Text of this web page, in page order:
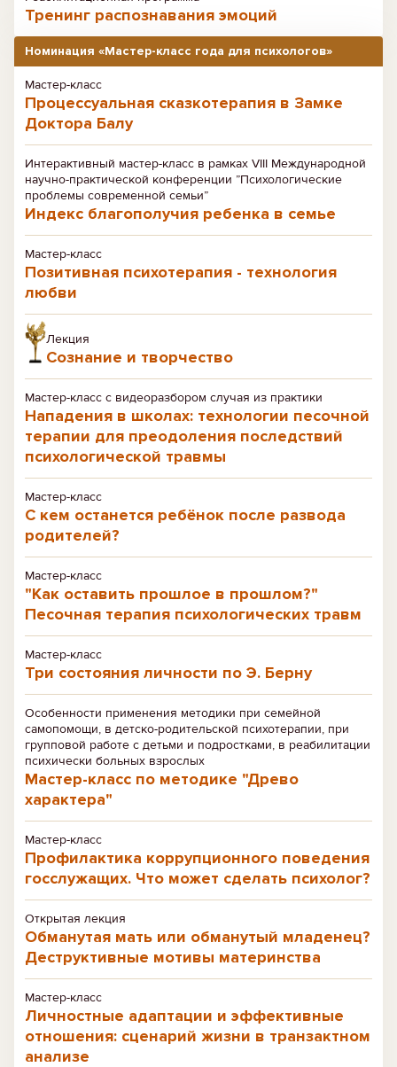
Тренинг распознавания эмоций
Номинация «Мастер-класс года для психологов»
Мастер-класс
Процессуальная сказкотерапия в Замке
Доктора Балу
Интерактивный мастер-класс в рамках VIII Международной
научно-практической конференции ”Психологические
проблемы современной семьи”
Индекс благополучия ребенка в семье
Мастер-класс
Позитивная психотерапия - технология
любви
Лекция
Сознание и творчество
Мастер-класс с видеоразбором случая из практики
Нападения в школах: технологии песочной
терапии для преодоления последствий
психологической травмы
Мастер-класс
С кем останется ребёнок после развода
родителей?
Мастер-класс
"Как оставить прошлое в прошлом?"
Песочная терапия психологических травм
Мастер-класс
Три состояния личности по Э. Берну
Особенности применения методики при семейной
самопомощи, в детско-родительской психотерапии, при
групповой работе с детьми и подростками, в реабилитации
психически больных взрослых
Мастер-класс по методике "Древо
характера"
Мастер-класс
Профилактика коррупционного поведения
госслужащих. Что может сделать психолог?
Открытая лекция
Обманутая мать или обманутый младенец?
Деструктивные мотивы материнства
Мастер-класс
Личностные адаптации и эффективные
отношения: сценарий жизни в транзактном
анализе